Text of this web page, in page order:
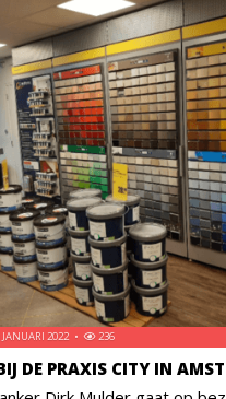
DE PRAXIS CITY IN
JANUARI 2022 236